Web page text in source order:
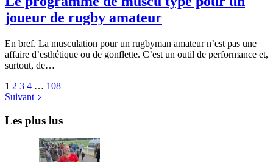
joueur de rugby amateur
En bref. La musculation pour un rugbyman amateur n’est pas une
affaire d’esthétique ou de gonflette. C’est un outil de performance et,
surtout, de…
1 2 3 4 … 108
Suivant
Les plus lus